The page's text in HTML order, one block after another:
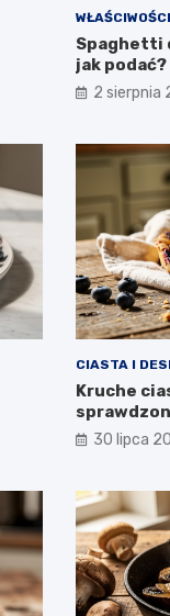
Spaghetti
jak podać?
2 sierpnia
CIASTA I
Kruche
30 lipca